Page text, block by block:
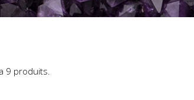
9 produits.